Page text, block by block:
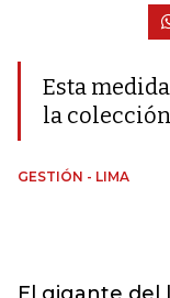
Esta
la
GESTIÓN - LIMA